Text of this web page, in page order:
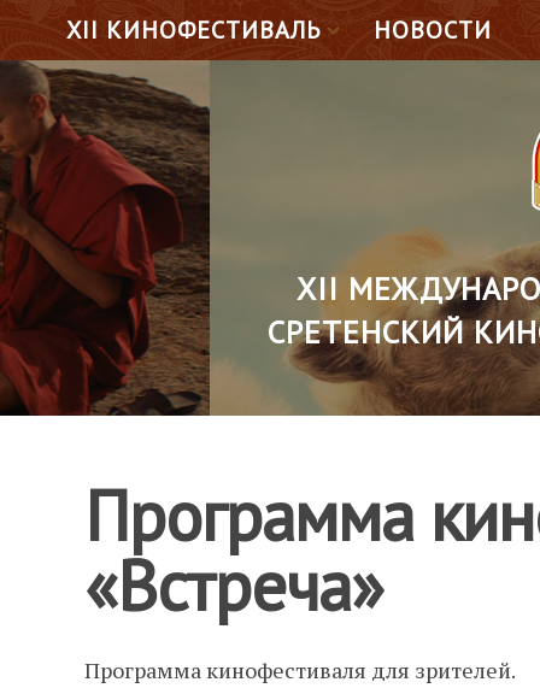
XII КИНОФЕСТИВАЛЬ НОВОСТИ
XII
СРЕТЕНСКИЙ
Программа
«Встреча»
Программа кинофестиваля для зрителей.